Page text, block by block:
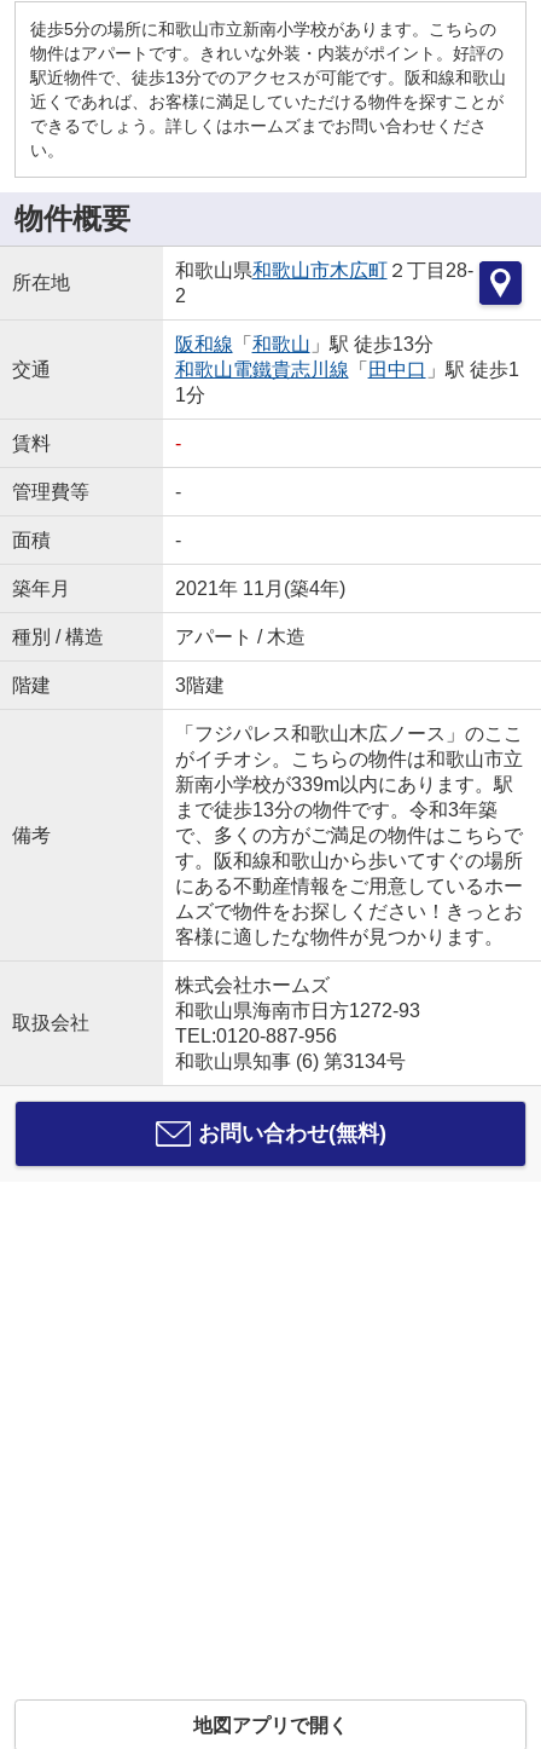
徒歩5分の場所に和歌山市立新南小学校があります。こちらの
物件はアパートです。きれいな外装・内装がポイント。好評の
駅近物件で、徒歩13分でのアクセスが可能です。阪和線和歌山
近くであれば、お客様に満足していただける物件を探すことが
できるでしょう。詳しくはホームズまでお問い合わせくださ
い。
物件概要
所在地
和歌山県和歌山市木広町２丁目28-
2
交通
阪和線 「 和歌山 」駅 徒歩13分
和歌山電鐵貴志川線 「 田中口 」駅 徒歩1
1分
賃料 -
管理費等 -
面積 -
築年月 2021年 11月(築4年)
種別 / 構造 アパート / 木造
階建 3階建
備考
「フジパレス和歌山木広ノース」のここ
がイチオシ。こちらの物件は和歌山市立
新南小学校が339m以内にあります。駅
まで徒歩13分の物件です。令和3年築
で、多くの方がご満足の物件はこちらで
す。阪和線和歌山から歩いてすぐの場所
にある不動産情報をご用意しているホー
ムズで物件をお探しください！きっとお
客様に適したな物件が見つかります。
取扱会社
株式会社ホームズ
和歌山県海南市日方1272-93
TEL:0120-887-956
和歌山県知事 (6) 第3134号
お問い合わせ(無料)
地図アプリで開く